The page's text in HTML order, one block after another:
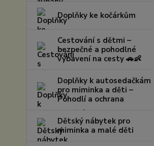
Doplňky ke kočárkům
Cestování s dětmi –
bezpečné a pohodlné
vybavení na cesty 🚗👶
Doplňky k autosedačkám
pro miminka a děti –
Pohodlí a ochrana
Dětský nábytek pro
miminka a malé děti